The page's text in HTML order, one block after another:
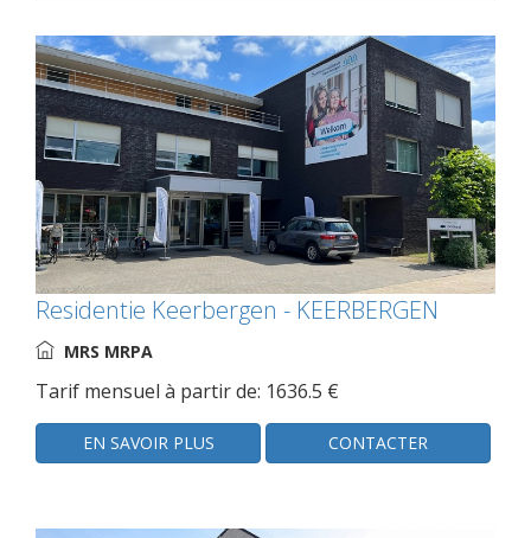
Residentie Keerbergen - KEERBERGEN
MRS MRPA
Tarif mensuel à partir de: 1636.5 €
EN SAVOIR PLUS CONTACTER